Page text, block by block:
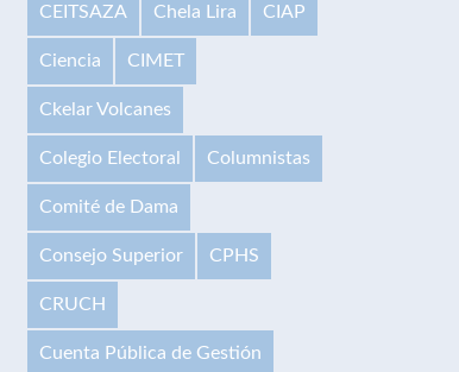
CEITSAZA Chela Lira CIAP
Ciencia CIMET
Ckelar Volcanes
Colegio Electoral Columnistas
Comité de Dama
Consejo Superior CPHS
CRUCH
Cuenta Pública de Gestión